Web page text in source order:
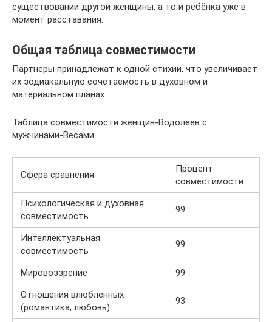
существовании другой женщины, а то и ребёнка уже в
момент расставания.
Общая таблица совместимости
Партнеры принадлежат к одной стихии, что увеличивает
их зодиакальную сочетаемость в духовном и
материальном планах.
Таблица совместимости женщин-Водолеев с
мужчинами-Весами.
Сфера сравнения
Процент
совместимости
Психологическая и духовная
совместимость
99
Интеллектуальная
совместимость
99
Мировоззрение
99
Отношения влюбленных
(романтика, любовь)
93